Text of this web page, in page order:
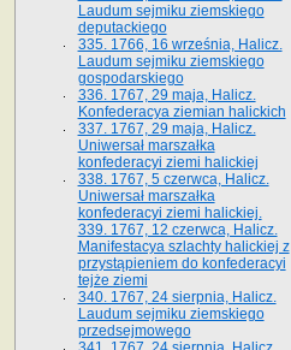
Laudum sejmiku ziemskiego
deputackiego
335. 1766, 16 września, Halicz.
Laudum sejmiku ziemskiego
gospodarskiego
336. 1767, 29 maja, Halicz.
Konfederacya ziemian halickich
337. 1767, 29 maja, Halicz.
Uniwersał marszałka
konfederacyi ziemi halickiej
338. 1767, 5 czerwca, Halicz.
Uniwersał marszałka
konfederacyi ziemi halickiej.
339. 1767, 12 czerwca, Halicz.
Manifestacya szlachty halickiej z
przystąpieniem do konfederacyi
tejże ziemi
340. 1767, 24 sierpnia, Halicz.
Laudum sejmiku ziemskiego
przedsejmowego